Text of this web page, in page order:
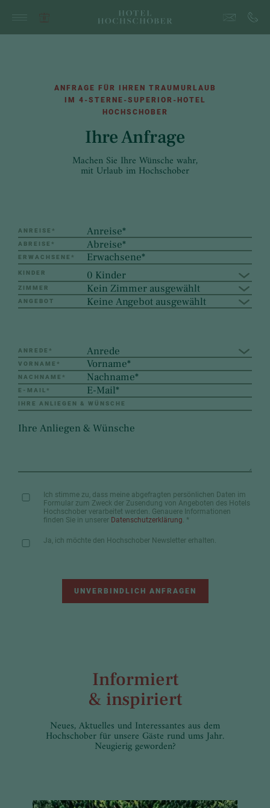
ANFRAGE FÜR IHREN TRAUMURLAUB
IM 4-STERNE-SUPERIOR-HOTEL
HOCHSCHOBER
Ihre Anfrage
Machen Sie Ihre Wünsche wahr,
mit Urlaub im Hochschober
ANREISE *
ABREISE *
ERWACHSENE *
KINDER 0 Kinder
ZIMMER Kein Zimmer ausgewählt
ANGEBOT Keine Angebot ausgewählt
ANREDE * Anrede
VORNAME *
NACHNAME *
E-MAIL *
IHRE ANLIEGEN & WÜNSCHE
Ich stimme zu, dass meine abgefragten persönlichen Daten im
Formular zum Zweck der Zusendung von Angeboten des Hotels
Hochschober verarbeitet werden. Genauere Informationen
finden Sie in unserer Datenschutzerklärung. *
Ja, ich möchte den Hochschober Newsletter erhalten.
UNVERBINDLICH ANFRAGEN
Informiert
& inspiriert
Neues, Aktuelles und Interessantes aus dem
Hochschober für unsere Gäste rund ums Jahr.
Neugierig geworden?